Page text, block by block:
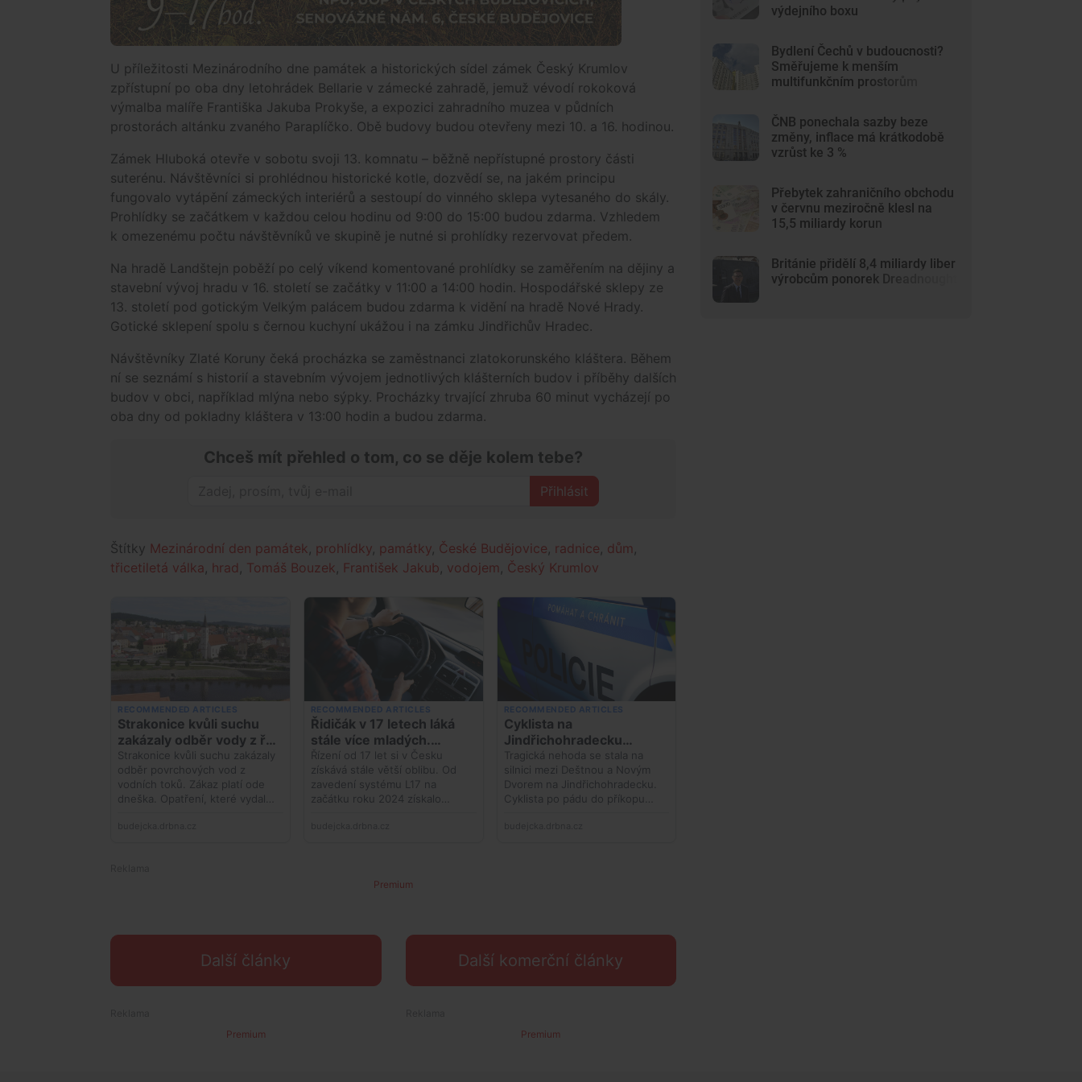
U příležitosti Mezinárodního dne památek a historických sídel zámek Český Krumlov
zpřístupní po oba dny letohrádek Bellarie v zámecké zahradě, jemuž vévodí rokoková
výmalba malíře Františka Jakuba Prokyše, a expozici zahradního muzea v půdních
prostorách altánku zvaného Paraplíčko. Obě budovy budou otevřeny mezi 10. a 16. hodinou.
Zámek Hluboká otevře v sobotu svoji 13. komnatu – běžně nepřístupné prostory části
suterénu. Návštěvníci si prohlédnou historické kotle, dozvědí se, na jakém principu
fungovalo vytápění zámeckých interiérů a sestoupí do vinného sklepa vytesaného do skály.
Prohlídky se začátkem v každou celou hodinu od 9:00 do 15:00 budou zdarma. Vzhledem
k omezenému počtu návštěvníků ve skupině je nutné si prohlídky rezervovat předem.
Na hradě Landštejn poběží po celý víkend komentované prohlídky se zaměřením na dějiny a
stavební vývoj hradu v 16. století se začátky v 11:00 a 14:00 hodin. Hospodářské sklepy ze
13. století pod gotickým Velkým palácem budou zdarma k vidění na hradě Nové Hrady.
Gotické sklepení spolu s černou kuchyní ukážou i na zámku Jindřichův Hradec.
Návštěvníky Zlaté Koruny čeká procházka se zaměstnanci zlatokorunského kláštera. Během
ní se seznámí s historií a stavebním vývojem jednotlivých klášterních budov i příběhy dalších
budov v obci, například mlýna nebo sýpky. Procházky trvající zhruba 60 minut vycházejí po
oba dny od pokladny kláštera v 13:00 hodin a budou zdarma.
Chceš mít přehled o tom, co se děje kolem tebe?
Přihlásit
Štítky Mezinárodní den památek, prohlídky, památky, České Budějovice, radnice, dům ,
třicetiletá válka, hrad , Tomáš Bouzek, František Jakub, vodojem , Český Krumlov
Premium
Další články Další komerční články
výdejního boxu
Bydlení Čechů v budoucnosti?
Směřujeme k menším
multifunkčním prostorům
ČNB ponechala sazby beze
změny, inflace má krátkodobě
vzrůst ke 3 %
Přebytek zahraničního obchodu
v červnu meziročně klesl na
15,5 miliardy korun
Británie přidělí 8,4 miliardy liber
výrobcům ponorek Dreadnought
Premium Premium